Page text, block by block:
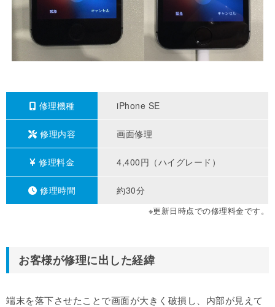
修理機種 iPhone SE
修理内容 画面修理
修理料金 4,400円（ハイグレード）
修理時間 約30分
※更新日時点での修理料金です。
お客様が修理に出した経緯
端末を落下させたことで画面が大きく破損し、内部が見えて